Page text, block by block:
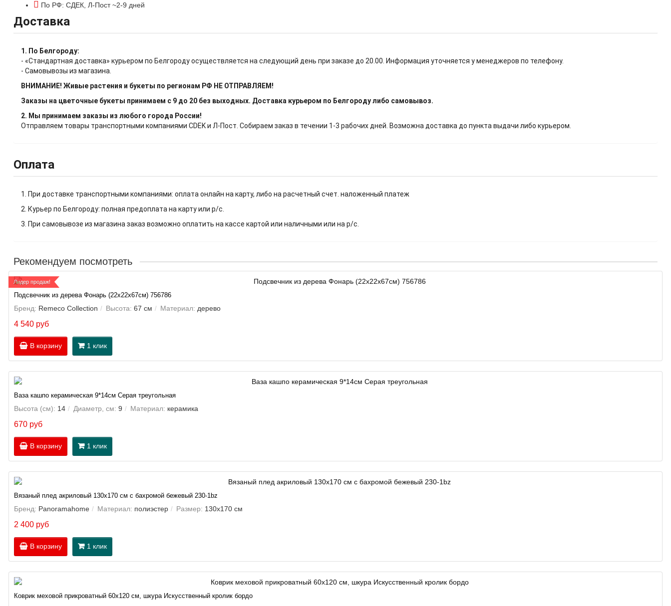
По РФ: СДЕК, Л-Пост ~2-9 дней
Доставка
1. По Белгороду:
- «Стандартная доставка» курьером по Белгороду осуществляется на следующий день при заказе до 20.00. Информация уточняется у менеджеров по телефону.
- Самовывозы из магазина.
ВНИМАНИЕ! Живые растения и букеты по регионам РФ НЕ ОТПРАВЛЯЕМ!
Заказы на цветочные букеты принимаем с 9 до 20 без выходных. Доставка курьером по Белгороду либо самовывоз.
2. Мы принимаем заказы из любого города России!
Отправляем товары транспортными компаниями CDEK и Л-Пост. Собираем заказ в течении 1-3 рабочих дней. Возможна доставка до пункта выдачи либо курьером.
Оплата
1. При доставке транспортными компаниями: оплата онлайн на карту, либо на расчетный счет. наложенный платеж
2. Курьер по Белгороду: полная предоплата на карту или р/с.
3. При самовывозе из магазина заказ возможно оплатить на кассе картой или наличными или на р/с.
Рекомендуем посмотреть
Лидер продаж!
Подсвечник из дерева Фонарь (22х22х67см) 756786
Бренд: Remeco Collection Высота: 67 см Материал: дерево
4 540 руб
В корзину 1 клик
Ваза кашпо керамическая 9*14см Серая треугольная
Высота (см): 14 Диаметр, см: 9 Материал: керамика
670 руб
В корзину 1 клик
Вязаный плед акриловый 130х170 см с бахромой бежевый 230-1bz
Бренд: Panoramahome Материал: полиэстер Размер: 130х170 см
2 400 руб
В корзину 1 клик
Коврик меховой прикроватный 60х120 см, шкура Искусственный кролик бордо